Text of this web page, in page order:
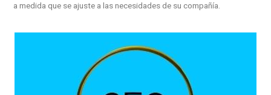
a medida que se ajuste a las necesidades de su compañía.